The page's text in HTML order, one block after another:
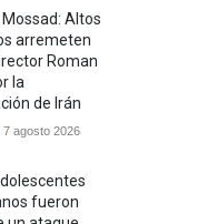
Altos
arremeten
Roman
la
de Irán
7 agosto 2026
fueron